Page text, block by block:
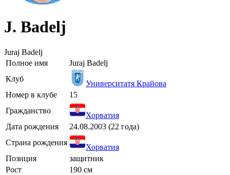
J. Badelj
Juraj Badelj
Полное имя
Juraj Badelj
Клуб
Университатя Крайова
Номер в клубе
15
Гражданство
Хорватия
Дата рождения
24.08.2003 (22 года)
Страна рождения
Хорватия
Позиция
защитник
Рост
190 см